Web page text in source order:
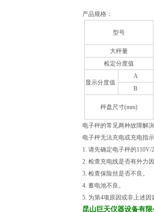
产品规格：
型号
大秤量
检定分度值
显示分度值
A
B
秤盘尺寸(mm)
电子秤的常见两种故障
电子秤无法充电或充电
1. 请先确定电子秤的
2. 检查充电线是否有外
3. 检查保险丝是否不
4. 蓄电池不良。
5. 为第4项原因或非上述
昆山巨天仪器设备有